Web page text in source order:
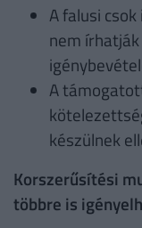
A falusi
nem
A
készülnek
Korszerűsítési
többre is